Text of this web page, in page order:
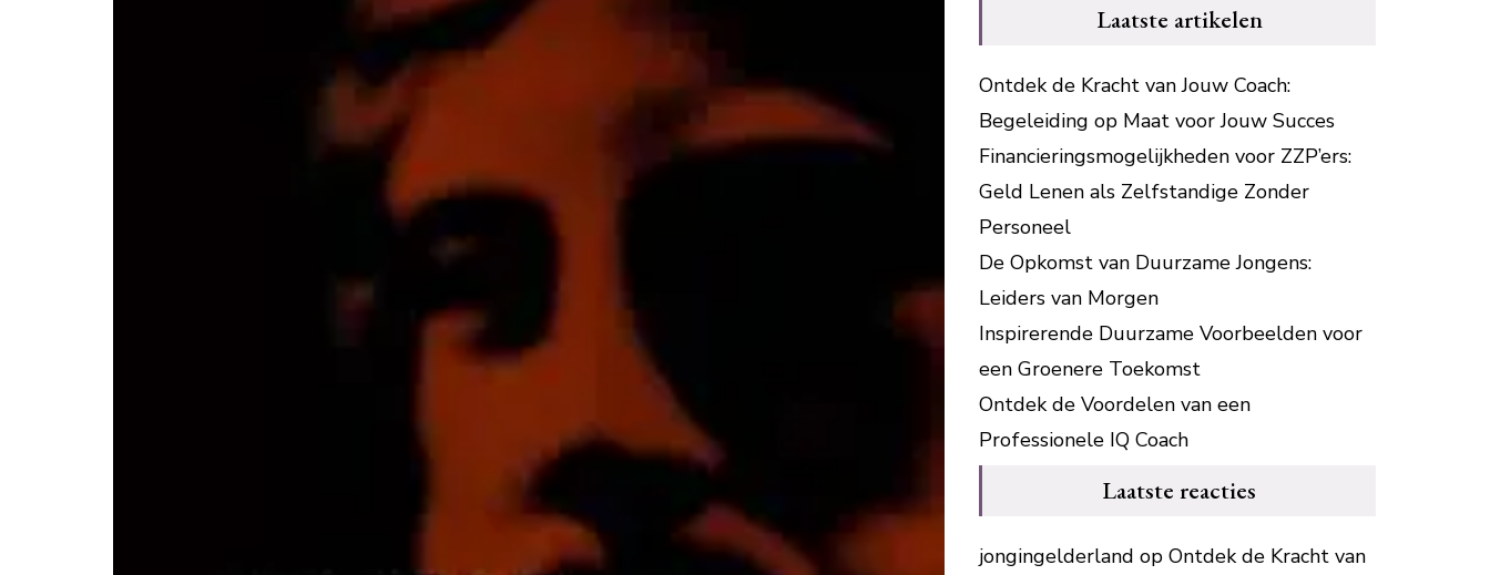
Laatste artikelen
Ontdek de Kracht van Jouw Coach:
Begeleiding op Maat voor Jouw Succes
Financieringsmogelijkheden voor ZZP’ers:
Geld Lenen als Zelfstandige Zonder
Personeel
De Opkomst van Duurzame Jongens:
Leiders van Morgen
Inspirerende Duurzame Voorbeelden voor
een Groenere Toekomst
Ontdek de Voordelen van een
Professionele IQ Coach
Laatste reacties
jongingelderland op Ontdek de Kracht van